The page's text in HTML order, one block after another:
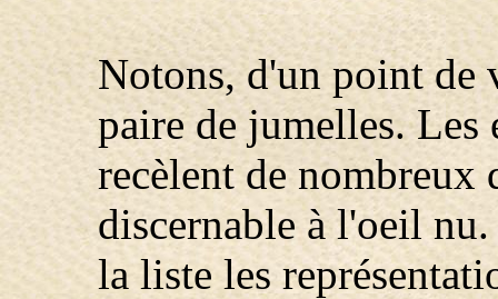
Notons, d'un point de
paire de jumelles.
recèlent de nombreux
discernable à l'oeil
la liste les